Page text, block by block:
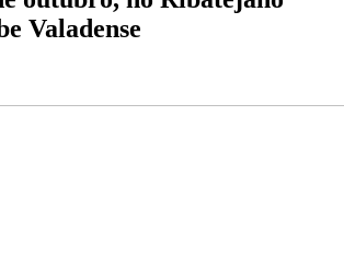
Valadense